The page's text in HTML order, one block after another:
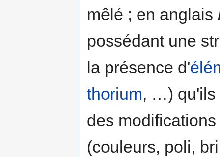
mêlé ; en anglais
possédant une
la présence d'
thorium, …) qu'ils
des
(couleurs, poli,